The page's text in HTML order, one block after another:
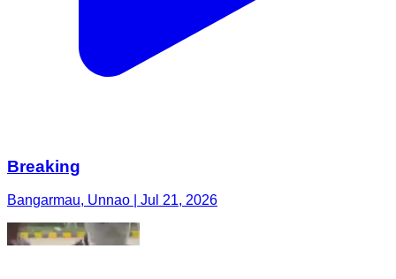
Breaking
Bangarmau, Unnao | Jul 21, 2026